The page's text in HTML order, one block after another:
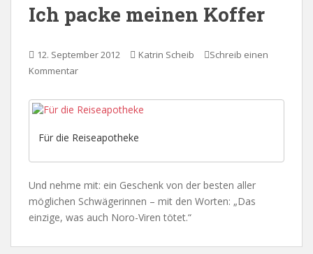
Ich packe meinen Koffer
12. September 2012 Katrin Scheib
Schreib einen
Kommentar
Für die Reiseapotheke
Und nehme mit: ein Geschenk von der besten aller
möglichen Schwägerinnen – mit den Worten: „Das
einzige, was auch Noro-Viren tötet.“